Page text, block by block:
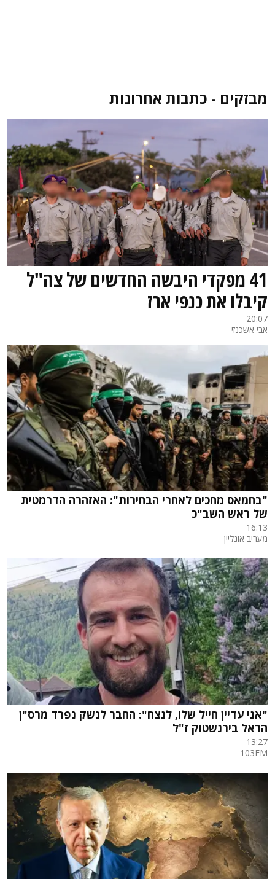
מבזקים - כתבות אחרונות
41 מפקדי היבשה החדשים של צה"ל
קיבלו את כנפי ארז
20:07
אבי אשכנזי
"בחמאס מחכים לאחרי הבחירות": האזהרה הדרמטית
של ראש השב"כ
16:13
מעריב אונליין
"אני עדיין חייל שלו, לנצח": החבר לנשק נפרד מרס"ן
הראל בירנשטוק ז"ל
13:27
103FM